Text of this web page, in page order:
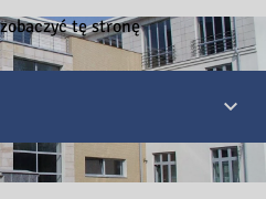
tę stronę